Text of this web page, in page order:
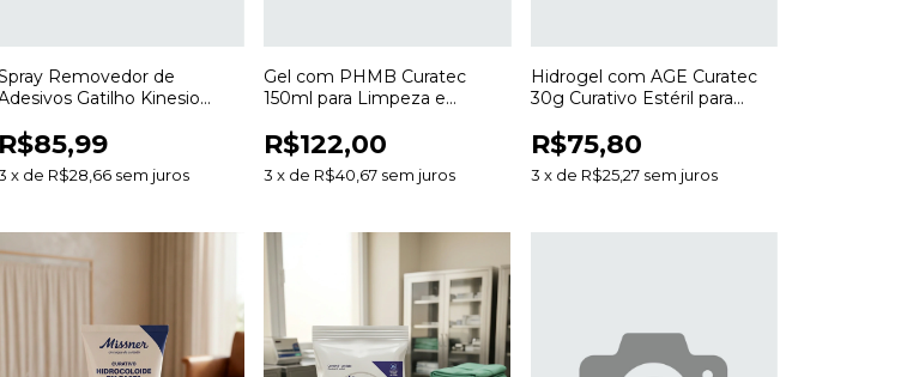
Removedor de
Gatilho Kinesio
Bandagens
R$85,99
x de R$28,66 sem juros
Gel com PHMB Curatec
150ml para Limpeza e
R$122,00
3 x de R$40,67 sem juros
Hidrogel com AGE Curatec
30g Curativo Estéril para
Cicatrização de Feridas
R$75,80
3 x de R$25,27 sem juros